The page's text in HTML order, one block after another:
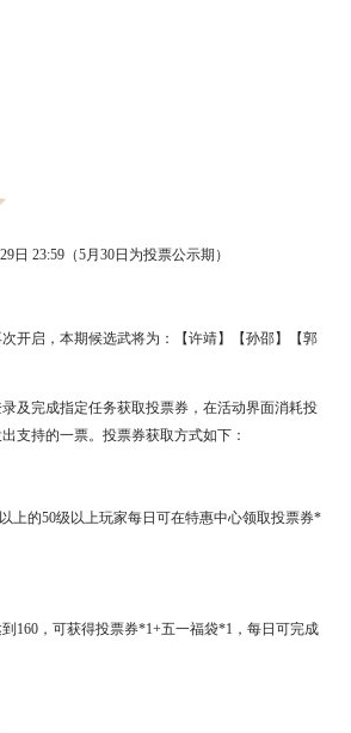
日 23:59（5月30日为投票公示期）
开启，本期候选武将为： 【许靖】【孙邵】【郭
及完成指定任务获取投票券，在活动界面消耗投
支持的一票。投票券获取方式如下：
上的50级以上玩家每日可在特惠中心领取投票券*
160，可获得投票券*1+五一福袋*1，每日可完成